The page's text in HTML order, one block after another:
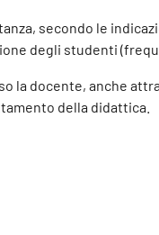
secondo le
degli studenti
la docente, anche
della didattica.